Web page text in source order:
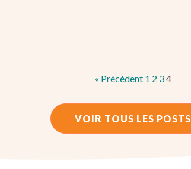
« Précédent 1 2 34
VOIR TOUS LES POSTS